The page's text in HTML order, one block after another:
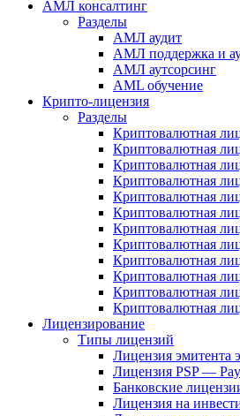
АМЛ консалтинг
Разделы
АМЛ аудит
АМЛ поддержка и
АМЛ аутсорсинг
AML обучение
Крипто-лицензия
Разделы
Криптовалютная
Криптовалютная
Криптовалютная
Криптовалютная
Криптовалютная
Криптовалютная
Криптовалютная
Криптовалютная
Криптовалютная
Криптовалютная
Криптовалютная
Криптовалютная
Лицензирование
Типы лицензий
Лицензия эмитента
Лицензия PSP —
Банковские
Лицензия на